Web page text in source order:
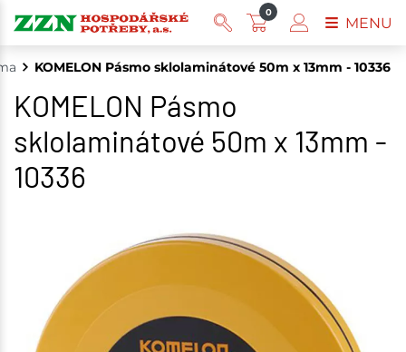
KOMELON Pásmo sklolaminátové 50m x 13mm - 10336
KOMELON Pásmo
sklolaminátové 50m x 13mm -
10336
0
MENU